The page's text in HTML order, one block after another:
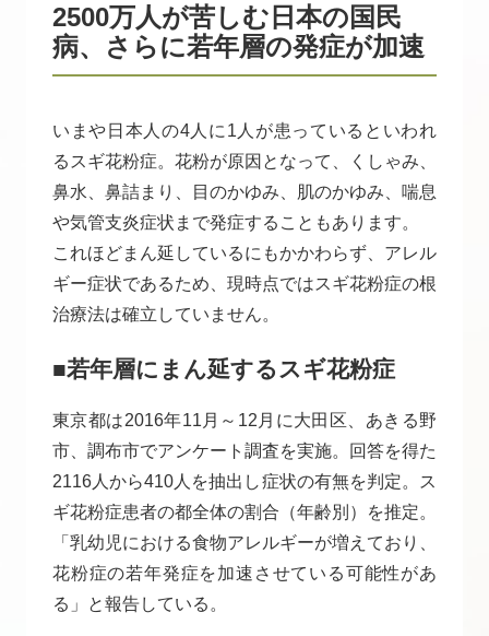
2500万人が苦しむ日本の国民
病、さらに若年層の発症が加速
いまや日本人の4人に1人が患っているといわれ
るスギ花粉症。花粉が原因となって、くしゃみ、
鼻水、鼻詰まり、目のかゆみ、肌のかゆみ、喘息
や気管支炎症状まで発症することもあります。
これほどまん延しているにもかかわらず、アレル
ギー症状であるため、現時点ではスギ花粉症の根
治療法は確立していません。
■若年層にまん延するスギ花粉症
東京都は2016年11月～12月に大田区、あきる野
市、調布市でアンケート調査を実施。回答を得た
2116人から410人を抽出し症状の有無を判定。ス
ギ花粉症患者の都全体の割合（年齢別）を推定。
「乳幼児における食物アレルギーが増えており、
花粉症の若年発症を加速させている可能性があ
る」と報告している。